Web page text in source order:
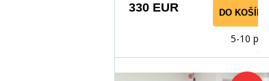
330 EUR DO KOŠÍKA
5-10 prac.
dnů